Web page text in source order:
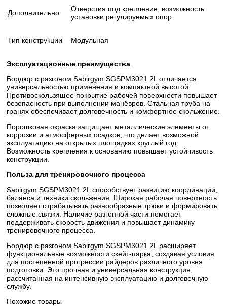
Дополнительно
Отверстия под крепление, возможность
установки регулируемых опор
Тип конструкции Модульная
Эксплуатационные преимущества
Бордюр с разгоном Sabirgym SGSPM3021.2L отличается
универсальностью применения и компактной высотой.
Противоскользящее покрытие рабочей поверхности повышает
безопасность при выполнении манёвров. Стальная труба на
гранях обеспечивает долговечность и комфортное скольжение.
Порошковая окраска защищает металлические элементы от
коррозии и атмосферных осадков, что делает возможной
эксплуатацию на открытых площадках круглый год.
Возможность крепления к основанию повышает устойчивость
конструкции.
Польза для тренировочного процесса
Sabirgym SGSPM3021.2L способствует развитию координации,
баланса и техники скольжения. Широкая рабочая поверхность
позволяет отрабатывать разнообразные трюки и формировать
сложные связки. Наличие разгонной части помогает
поддерживать скорость движения и повышает динамику
тренировочного процесса.
Бордюр с разгоном Sabirgym SGSPM3021.2L расширяет
функциональные возможности скейт-парка, создавая условия
для постепенной прогрессии райдеров различного уровня
подготовки. Это прочная и универсальная конструкция,
рассчитанная на интенсивную эксплуатацию и долговечную
службу.
Похожие товары